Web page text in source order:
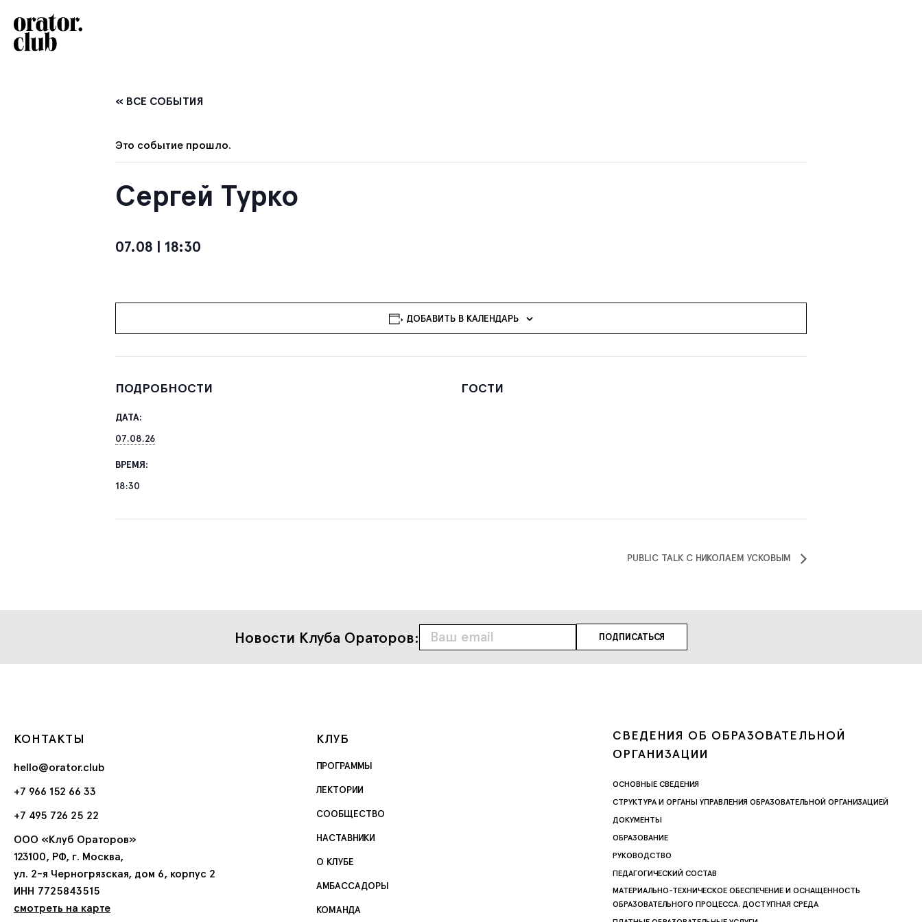
« ВСЕ СОБЫТИЯ
Это событие прошло.
Сергей Турко
07.08 | 18:30
ДОБАВИТЬ В КАЛЕНДАРЬ
ПОДРОБНОСТИ
ДАТА:
07.08.26
ВРЕМЯ:
18:30
ГОСТИ
PUBLIC TALK С НИКОЛАЕМ УСКОВЫМ
Новости Клуба Ораторов:
КОНТАКТЫ
hello@orator.club
+7 966 152 66 33
+7 495 726 25 22
ООО «Клуб Ораторов»
123100, РФ, г. Москва,
ул. 2-я Черногрязская, дом 6, корпус 2
ИНН 7725843515
смотреть на карте
КЛУБ
ПРОГРАММЫ
ЛЕКТОРИИ
СООБЩЕСТВО
НАСТАВНИКИ
О КЛУБЕ
АМБАССАДОРЫ
КОМАНДА
СВЕДЕНИЯ ОБ ОБРАЗОВАТЕЛЬНОЙ
ОРГАНИЗАЦИИ
ОСНОВНЫЕ СВЕДЕНИЯ
СТРУКТУРА И ОРГАНЫ УПРАВЛЕНИЯ ОБРАЗОВАТЕЛЬНОЙ ОРГАНИЗАЦИЕЙ
ДОКУМЕНТЫ
ОБРАЗОВАНИЕ
РУКОВОДСТВО
ПЕДАГОГИЧЕСКИЙ СОСТАВ
МАТЕРИАЛЬНО-ТЕХНИЧЕСКОЕ ОБЕСПЕЧЕНИЕ И ОСНАЩЕННОСТЬ
ОБРАЗОВАТЕЛЬНОГО ПРОЦЕССА. ДОСТУПНАЯ СРЕДА